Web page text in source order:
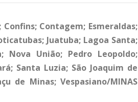
Contagem; Esmeraldas;
Juatuba; Lagoa Santa;
Nova União; Pedro Leopoldo;
Santa Luzia; São Joaquim de
de Minas; Vespasiano/MINAS